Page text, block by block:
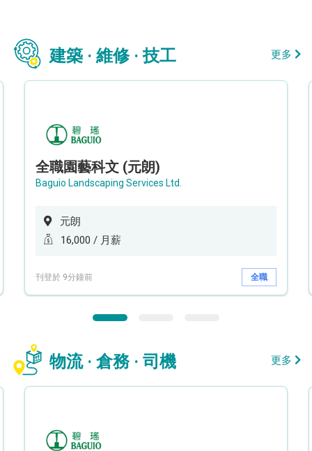
建築 · 維修 · 技工 更多
全職園藝科文 (元朗)
Baguio Landscaping Services Ltd.
元朗
16,000 / 月薪
刊登於 9分鐘前 全職
物流 · 倉務 · 司機 更多